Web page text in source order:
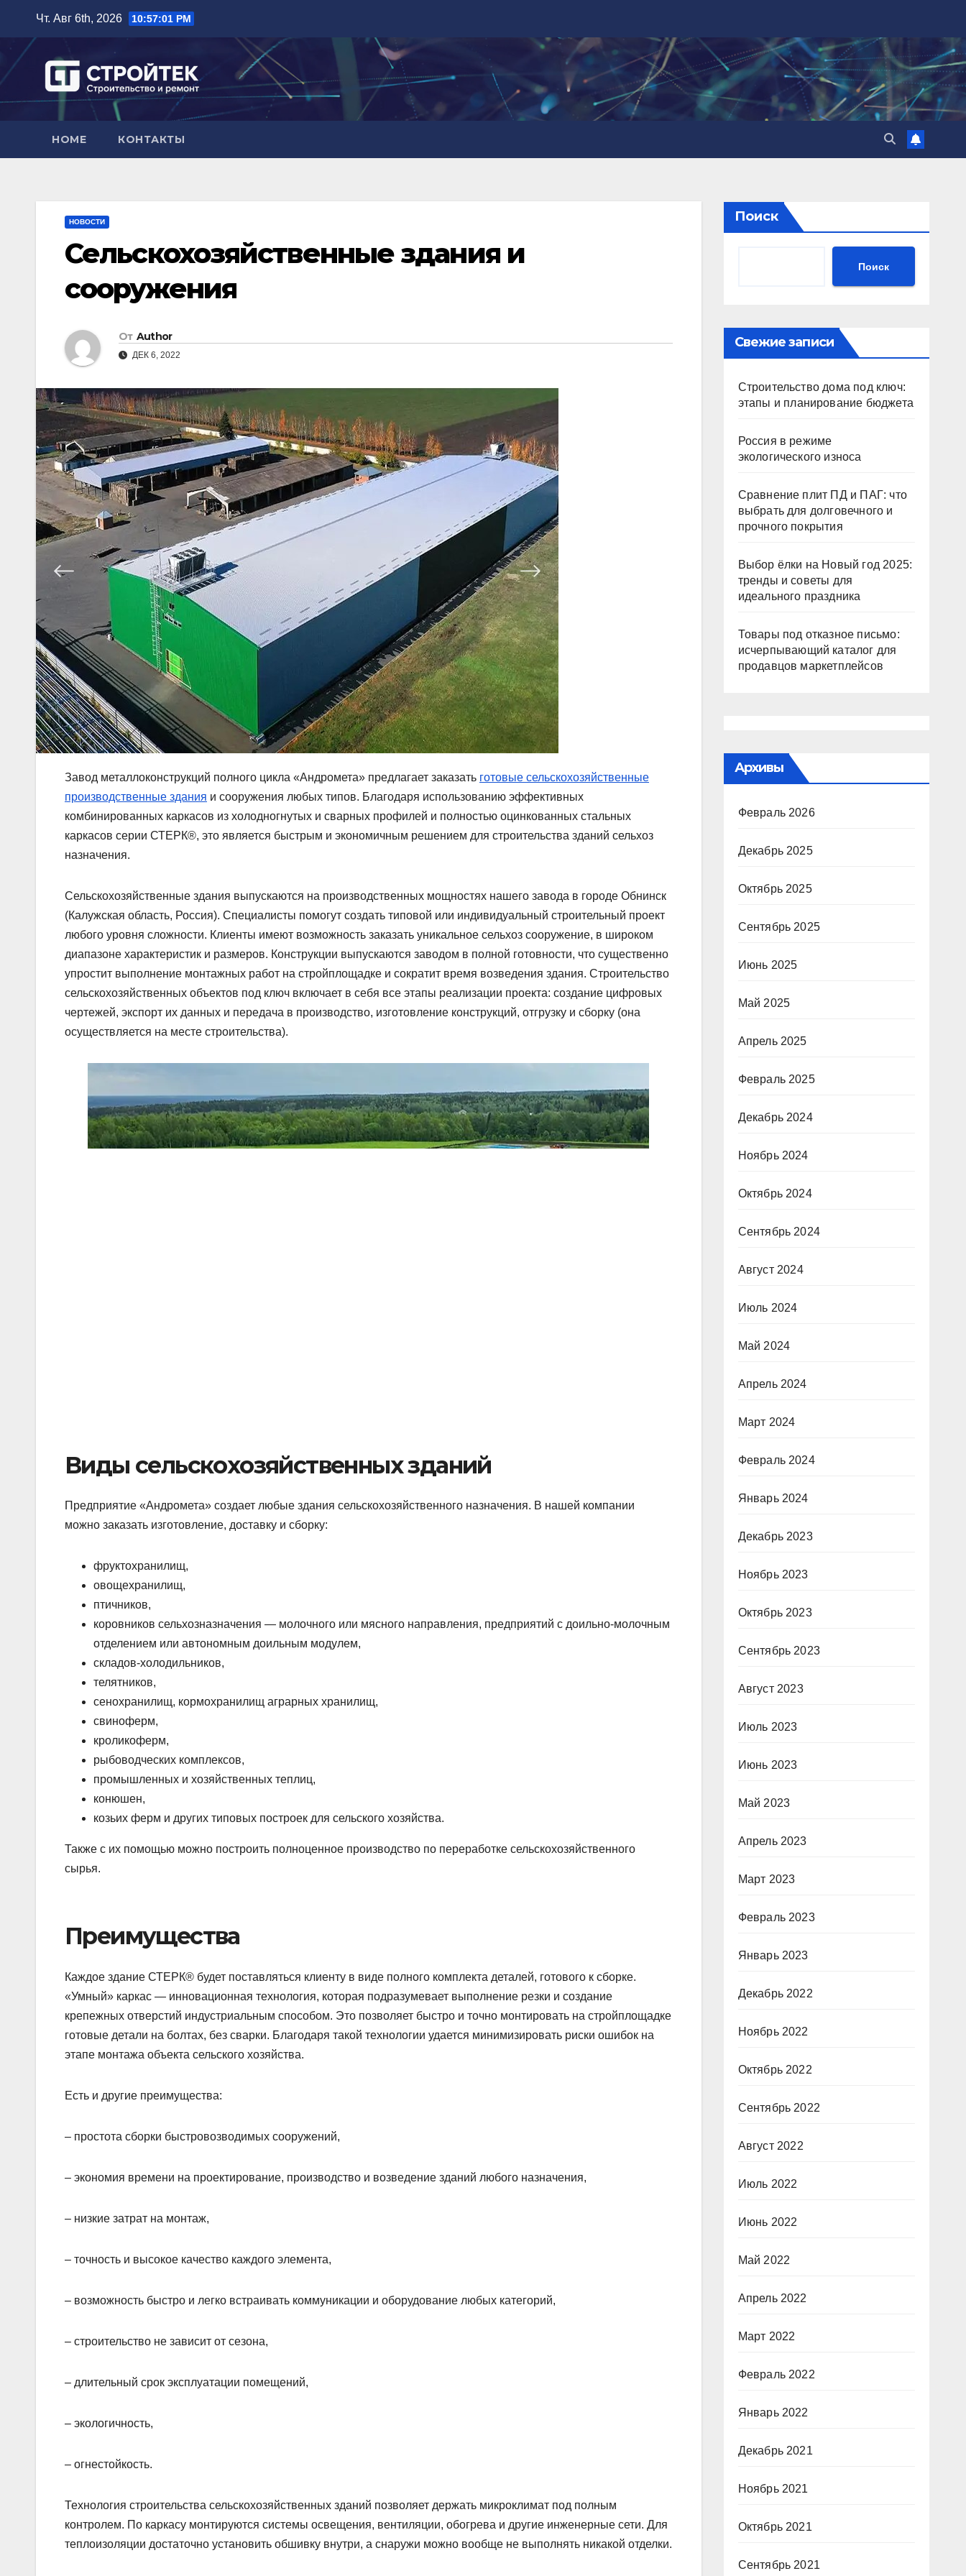
содержимому
Чт. Авг 6th, 2026 10:57:02 PM
HOME КОНТАКТЫ
НОВОСТИ
Сельскохозяйственные здания и
сооружения
От Author
ДЕК 6, 2022
Завод металлоконструкций полного цикла «Андромета» предлагает заказать готовые сельскохозяйственные
производственные здания и сооружения любых типов. Благодаря использованию эффективных
комбинированных каркасов из холодногнутых и сварных профилей и полностью оцинкованных стальных
каркасов серии СТЕРК®, это является быстрым и экономичным решением для строительства зданий сельхоз
назначения.
Сельскохозяйственные здания выпускаются на производственных мощностях нашего завода в городе Обнинск
(Калужская область, Россия). Специалисты помогут создать типовой или индивидуальный строительный проект
любого уровня сложности. Клиенты имеют возможность заказать уникальное сельхоз сооружение, в широком
диапазоне характеристик и размеров. Конструкции выпускаются заводом в полной готовности, что существенно
упростит выполнение монтажных работ на стройплощадке и сократит время возведения здания. Строительство
сельскохозяйственных объектов под ключ включает в себя все этапы реализации проекта: создание цифровых
чертежей, экспорт их данных и передача в производство, изготовление конструкций, отгрузку и сборку (она
осуществляется на месте строительства).
Виды сельскохозяйственных зданий
Предприятие «Андромета» создает любые здания сельскохозяйственного назначения. В нашей компании
можно заказать изготовление, доставку и сборку:
фруктохранилищ,
овощехранилищ,
птичников,
коровников сельхозназначения — молочного или мясного направления, предприятий с доильно-молочным
отделением или автономным доильным модулем,
складов-холодильников,
телятников,
сенохранилищ, кормохранилищ аграрных хранилищ,
свиноферм,
кроликоферм,
рыбоводческих комплексов,
промышленных и хозяйственных теплиц,
конюшен,
козьих ферм и других типовых построек для сельского хозяйства.
Также с их помощью можно построить полноценное производство по переработке сельскохозяйственного
сырья.
Преимущества
Каждое здание СТЕРК® будет поставляться клиенту в виде полного комплекта деталей, готового к сборке.
«Умный» каркас — инновационная технология, которая подразумевает выполнение резки и создание
крепежных отверстий индустриальным способом. Это позволяет быстро и точно монтировать на стройплощадке
готовые детали на болтах, без сварки. Благодаря такой технологии удается минимизировать риски ошибок на
этапе монтажа объекта сельского хозяйства.
Есть и другие преимущества:
– простота сборки быстровозводимых сооружений,
– экономия времени на проектирование, производство и возведение зданий любого назначения,
– низкие затрат на монтаж,
– точность и высокое качество каждого элемента,
– возможность быстро и легко встраивать коммуникации и оборудование любых категорий,
– строительство не зависит от сезона,
– длительный срок эксплуатации помещений,
– экологичность,
– огнестойкость.
Технология строительства сельскохозяйственных зданий позволяет держать микроклимат под полным
контролем. По каркасу монтируются системы освещения, вентиляции, обогрева и другие инженерные сети. Для
теплоизоляции достаточно установить обшивку внутри, а снаружи можно вообще не выполнять никакой отделки.
Поиск
Поиск
Свежие записи
Строительство дома под ключ:
этапы и планирование бюджета
Россия в режиме
экологического износа
Сравнение плит ПД и ПАГ: что
выбрать для долговечного и
прочного покрытия
Выбор ёлки на Новый год 2025:
тренды и советы для
идеального праздника
Товары под отказное письмо:
исчерпывающий каталог для
продавцов маркетплейсов
Архивы
Февраль 2026
Декабрь 2025
Октябрь 2025
Сентябрь 2025
Июнь 2025
Май 2025
Апрель 2025
Февраль 2025
Декабрь 2024
Ноябрь 2024
Октябрь 2024
Сентябрь 2024
Август 2024
Июль 2024
Май 2024
Апрель 2024
Март 2024
Февраль 2024
Январь 2024
Декабрь 2023
Ноябрь 2023
Октябрь 2023
Сентябрь 2023
Август 2023
Июль 2023
Июнь 2023
Май 2023
Апрель 2023
Март 2023
Февраль 2023
Январь 2023
Декабрь 2022
Ноябрь 2022
Октябрь 2022
Сентябрь 2022
Август 2022
Июль 2022
Июнь 2022
Май 2022
Апрель 2022
Март 2022
Февраль 2022
Январь 2022
Декабрь 2021
Ноябрь 2021
Октябрь 2021
Сентябрь 2021